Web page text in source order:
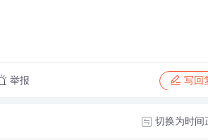
举报 写回
切换为时间